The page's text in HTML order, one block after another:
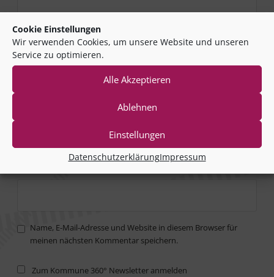
Cookie Einstellungen
Wir verwenden Cookies, um unsere Website und unseren
Service zu optimieren.
Alle Akzeptieren
Ablehnen
Einstellungen
DatenschutzerklärungImpressum
Name*
Name, E-Mail-Adresse und Website in diesem Browser für
meinen nächsten Kommentar speichern.
Zum Kommune 360° Newsletter anmelden